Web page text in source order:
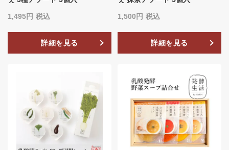
1,495 税込
詳細を見る
1,500 税込
詳細を見る